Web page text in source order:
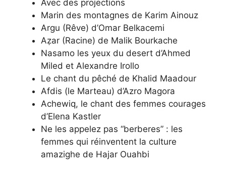
Avec des projections
Marin des montagnes de Karim Ainouz
Argu (Rêve) d’Omar Belkacemi
Aẓar (Racine) de Malik Bourkache
Nasamo les yeux du desert d’Ahmed
Miled et Alexandre Irollo
Le chant du pêché de Khalid Maadour
Afdis (le Marteau) d’Azro Magora
Achewiq, le chant des femmes courages
d’Elena Kastler
Ne les appelez pas “berberes” : les
femmes qui réinventent la culture
amazighe de Hajar Ouahbi